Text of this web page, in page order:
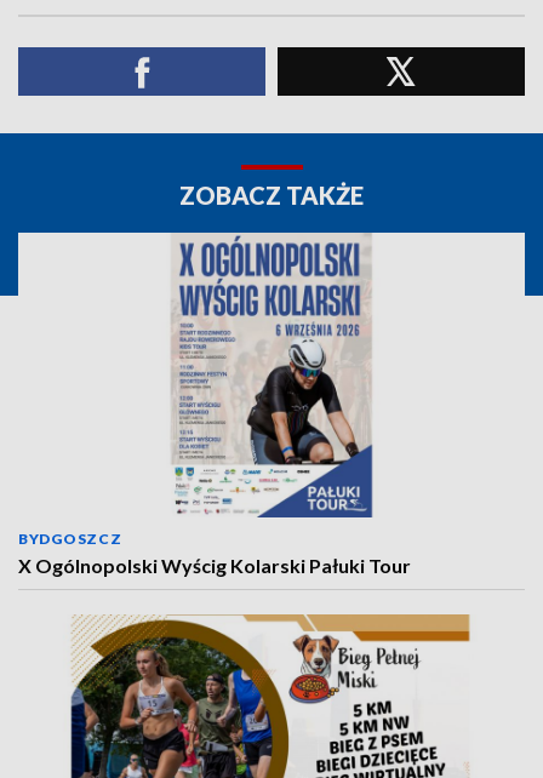
ZOBACZ TAKŻE
BYDGOSZCZ
X Ogólnopolski Wyścig Kolarski Pałuki Tour